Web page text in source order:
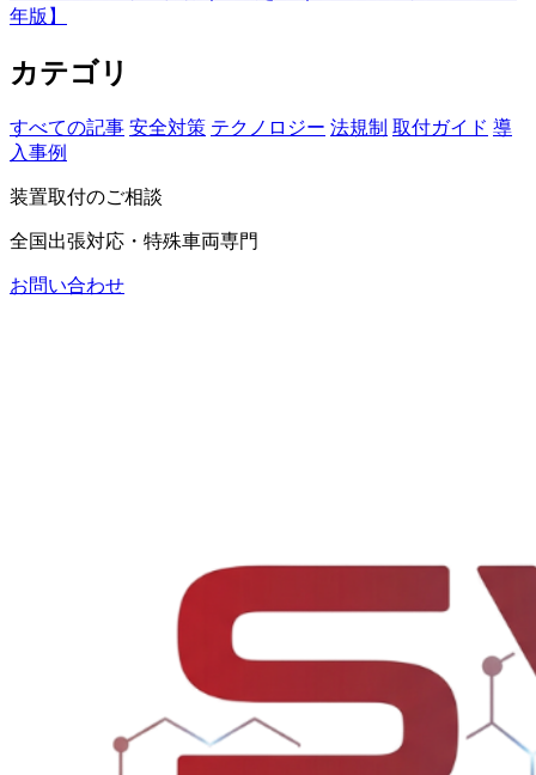
年版】
カテゴリ
すべての記事 安全対策 テクノロジー 法規制 取付ガイド 導
入事例
装置取付のご相談
全国出張対応・特殊車両専門
お問い合わせ